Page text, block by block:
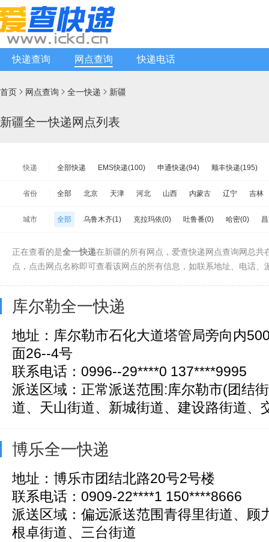
快递查询 网点查询 快递电话
首页  网点查询  全一快递  新疆
新疆全一快递网点列表
快递 全部快递 EMS快递(100) 申通快递(94) 顺丰快递(195)
增益快递(26) 安能物流(199) 苏宁快递(100) 全一快递(8)
中铁物流(137) 品骏快递(23) 远成快运(28) 百世汇通快递
省份 全部 北京 天津 河北 山西 内蒙古 辽宁 吉林
江苏
海南
台湾省 香港 澳门
城市 全部 乌鲁木齐(1) 克拉玛依(0) 吐鲁番(0) 哈密(0)
塔城(0) 阿勒泰(0) 石河子(1) 阿拉尔(0) 图木舒克(0)
正在查看的是全一快递在新疆的所有网点，爱查快递网点查询网总共
点，点击网点名称即可查看该网点的所有信息，如联系地址、电话、
库尔勒全一快递
地址：库尔勒市石化大道塔管局旁向内
面26--4号
联系电话：0996--29****0 137****9995
派送区域：正常派送范围:库尔勒市(团结
道、天山街道、新城街道、建设路街道、
博乐全一快递
地址：博乐市团结北路20号2号楼
联系电话：0909-22****1 150****8666
派送区域：偏远派送范围青得里街道、顾
根卓街道、三台街道